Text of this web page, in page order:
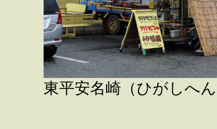
東平安名崎（ひがしへ